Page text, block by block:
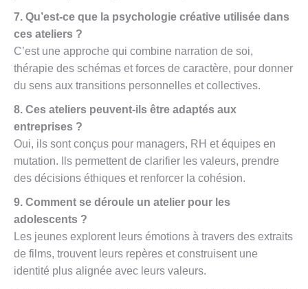
7. Qu’est-ce que la psychologie créative utilisée dans
ces ateliers ?
C’est une approche qui combine narration de soi,
thérapie des schémas et forces de caractère, pour donner
du sens aux transitions personnelles et collectives.
8. Ces ateliers peuvent-ils être adaptés aux
entreprises ?
Oui, ils sont conçus pour managers, RH et équipes en
mutation. Ils permettent de clarifier les valeurs, prendre
des décisions éthiques et renforcer la cohésion.
9. Comment se déroule un atelier pour les
adolescents ?
Les jeunes explorent leurs émotions à travers des extraits
de films, trouvent leurs repères et construisent une
identité plus alignée avec leurs valeurs.